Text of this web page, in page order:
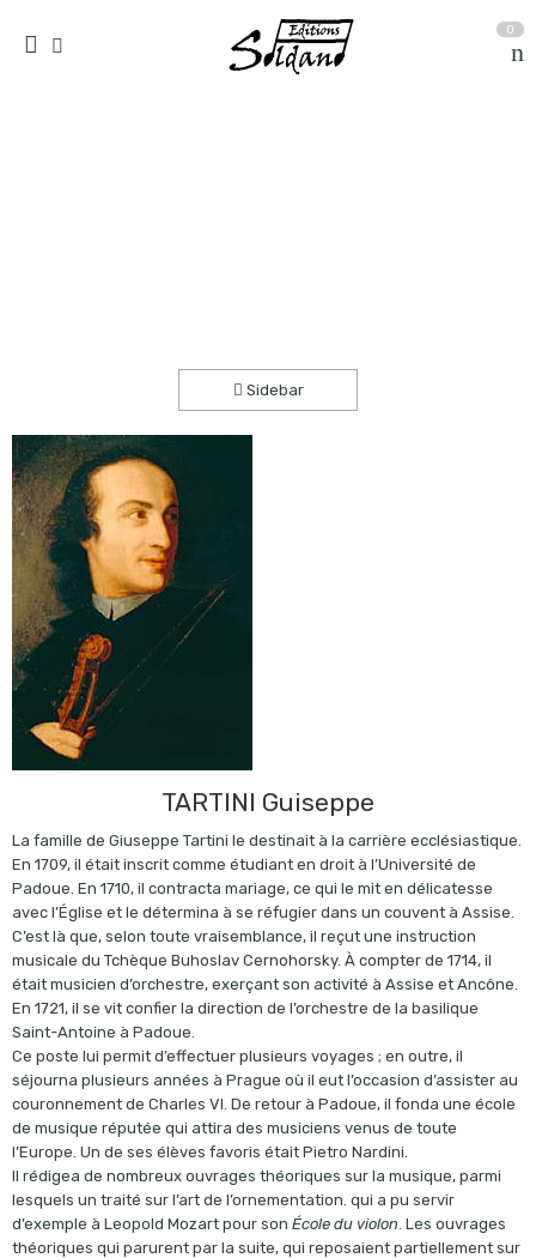
0
Sidebar
TARTINI Guiseppe
La famille de Giuseppe Tartini le destinait à la carrière ecclésiastique.
En 1709, il était inscrit comme étudiant en droit à l’Université de
Padoue. En 1710, il contracta mariage, ce qui le mit en délicatesse
avec l’Église et le détermina à se réfugier dans un couvent à Assise.
C’est là que, selon toute vraisemblance, il reçut une instruction
musicale du Tchèque Buhoslav Cernohorsky. À compter de 1714, il
était musicien d’orchestre, exerçant son activité à Assise et Ancône.
En 1721, il se vit confier la direction de l’orchestre de la basilique
Saint-Antoine à Padoue.
Ce poste lui permit d’effectuer plusieurs voyages ; en outre, il
séjourna plusieurs années à Prague où il eut l’occasion d’assister au
couronnement de Charles VI. De retour à Padoue, il fonda une école
de musique réputée qui attira des musiciens venus de toute
l’Europe. Un de ses élèves favoris était Pietro Nardini.
Il rédigea de nombreux ouvrages théoriques sur la musique, parmi
lesquels un traité sur l’art de l’ornementation. qui a pu servir
d’exemple à Leopold Mozart pour son École du violon. Les ouvrages
théoriques qui parurent par la suite, qui reposaient partiellement sur